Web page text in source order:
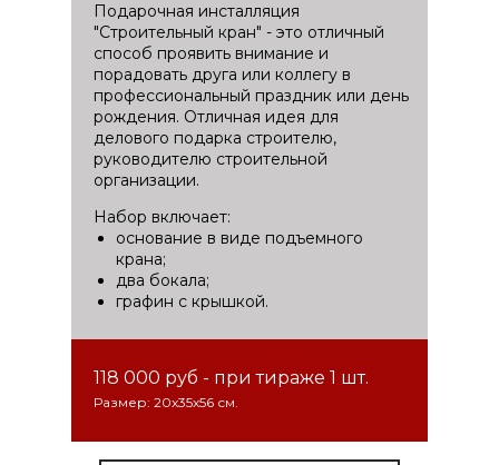
118 000 руб - при тираже 1 шт.
Размер: 20x35x56 см.
Подарочная инсталляция
"Строительный кран" - это отличный
способ проявить внимание и
порадовать друга или коллегу в
профессиональный праздник или день
рождения. Отличная идея для
делового подарка строителю,
руководителю строительной
организации.
Набор включает:
основание в виде подъемного
крана;
два бокала;
графин с крышкой.